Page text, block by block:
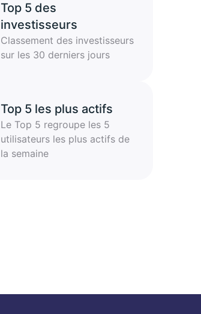
Top 5 des
investisseurs
Classement des investisseurs
sur les 30 derniers jours
Top 5 les plus actifs
Le Top 5 regroupe les 5
utilisateurs les plus actifs de
la semaine